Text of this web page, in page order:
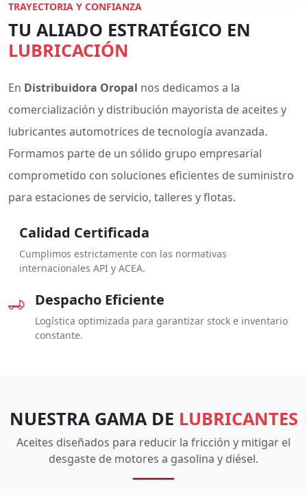
TRAYECTORIA Y CONFIANZA
TU ALIADO ESTRATÉGICO EN
LUBRICACIÓN
En Distribuidora Oropal nos dedicamos a la
comercialización y distribución mayorista de aceites y
lubricantes automotrices de tecnología avanzada.
Formamos parte de un sólido grupo empresarial
comprometido con soluciones eficientes de suministro
para estaciones de servicio, talleres y flotas.
Calidad Certificada
Cumplimos estrictamente con las normativas
internacionales API y ACEA.
Despacho Eficiente
Logística optimizada para garantizar stock e inventario
constante.
NUESTRA GAMA DE LUBRICANTES
Aceites diseñados para reducir la fricción y mitigar el
desgaste de motores a gasolina y diésel.